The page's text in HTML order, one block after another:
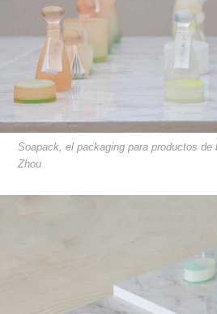
Soapack, el packaging para productos de
Zhou